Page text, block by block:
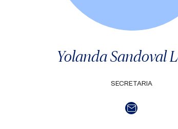
Yolanda Sandoval
SECRETARIA